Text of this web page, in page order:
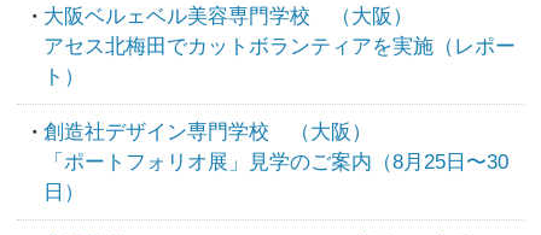
大阪ベルェベル美容専門学校 （大阪）
アセス北梅田でカットボランティアを実施（レポー
ト）
創造社デザイン専門学校 （大阪）
「ポートフォリオ展」見学のご案内（8月25日〜30
日）